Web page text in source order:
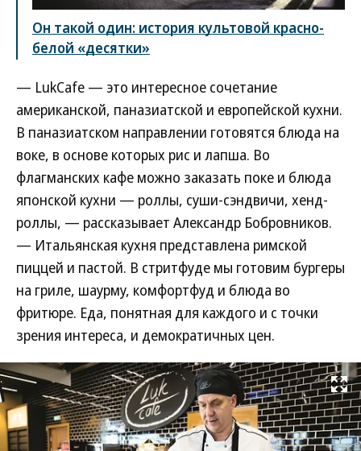
Он такой один: история культовой красно-
белой «десятки»
— LukCafe — это интересное сочетание
американской, паназиатской и европейской кухни.
В паназиатском направлении готовятся блюда на
воке, в основе которых рис и лапша. Во
флагманских кафе можно заказать поке и блюда
японской кухни — роллы, суши-сэндвичи, хенд-
роллы, — рассказывает Александр Бобровников.
— Итальянская кухня представлена римской
пиццей и пастой. В стритфуде мы готовим бургеры
на гриле, шаурму, комфортфуд и блюда во
фритюре. Еда, понятная для каждого и с точки
зрения интереса, и демократичных цен.
Развернуть